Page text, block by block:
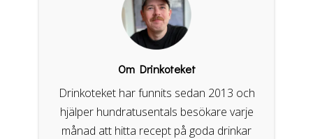
Om Drinkoteket
Drinkoteket har funnits sedan 2013 och
hjälper hundratusentals besökare varje
månad att hitta recept på goda drinkar